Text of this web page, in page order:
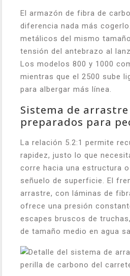
El armazón de fibra de
diferencia nada más
metálicos del mismo
tensión del antebrazo al
Los modelos 800 y 1000
mientras que el 2500 sube
para albergar más línea.
Sistema de
preparados para
La relación 5.2:1 permite
rapidez, justo lo que
corre hacia una estructura
señuelo de superficie. El
arrastre, con láminas de
ofrece una presión
escapes bruscos de
de tamaño medio en agua